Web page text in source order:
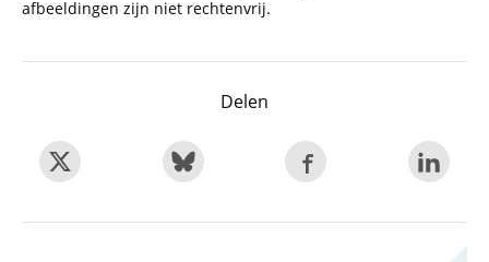
afbeeldingen zijn niet rechtenvrij.
Delen